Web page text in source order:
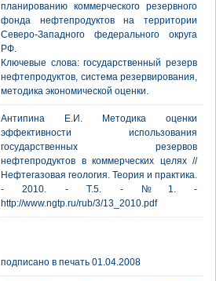
планированию коммерческого резервного
фонда нефтепродуктов на территории
Северо-Западного федерального округа
РФ.
Ключевые слова: государственный резерв
нефтепродуктов, система резервирования,
методика экономической оценки.
Антипина Е.И. Методика оценки
эффективности использования
государственных резервов
нефтепродуктов в коммерческих целях //
Нефтегазовая геология. Теория и практика.
- 2010. - Т.5. - №1. -
http://www.ngtp.ru/rub/3/13_2010.pdf
подписано в печать 01.04.2008